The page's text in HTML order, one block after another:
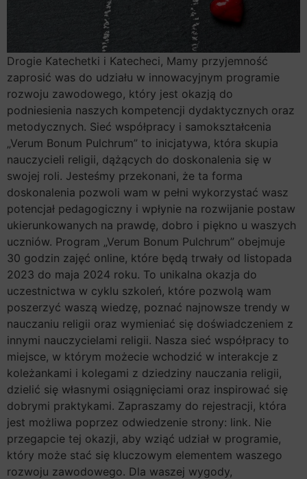
Drogie Katechetki i Katecheci, Mamy przyjemność
zaprosić was do udziału w innowacyjnym programie
rozwoju zawodowego, który jest okazją do
podniesienia naszych kompetencji dydaktycznych oraz
metodycznych. Sieć współpracy i samokształcenia
„Verum Bonum Pulchrum” to inicjatywa, która skupia
nauczycieli religii, dążących do doskonalenia się w
swojej roli. Jesteśmy przekonani, że ta forma
doskonalenia pozwoli wam w pełni wykorzystać wasz
potencjał pedagogiczny i wpłynie na rozwijanie postaw
ukierunkowanych na prawdę, dobro i piękno u waszych
uczniów. Program „Verum Bonum Pulchrum” obejmuje
30 godzin zajęć online, które będą trwały od listopada
2023 do maja 2024 roku. To unikalna okazja do
uczestnictwa w cyklu szkoleń, które pozwolą wam
poszerzyć waszą wiedzę, poznać najnowsze trendy w
nauczaniu religii oraz wymieniać się doświadczeniem z
innymi nauczycielami religii. Nasza sieć współpracy to
miejsce, w którym możecie wchodzić w interakcje z
koleżankami i kolegami z dziedziny nauczania religii,
dzielić się własnymi osiągnięciami oraz inspirować się
dobrymi praktykami. Zapraszamy do rejestracji, która
jest możliwa poprzez odwiedzenie strony: link. Nie
przegapcie tej okazji, aby wziąć udział w programie,
który może stać się kluczowym elementem waszego
rozwoju zawodowego. Dla waszej wygody,